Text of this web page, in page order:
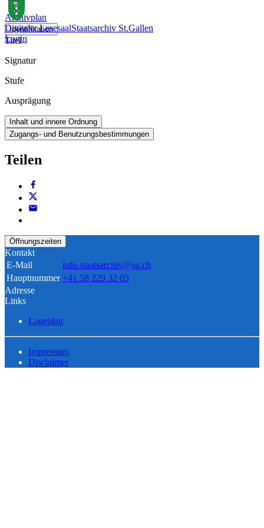
Digitaler LesesaalStaatsarchiv St.Gallen
Login
Archivplan
Identifikation
Titel
Signatur
Stufe
Ausprägung
Inhalt und innere Ordnung
Zugangs- und Benutzungsbestimmungen
Teilen
Öffnungszeiten
Kontakt
E-Mail
info.staatsarchiv@sg.ch
Hauptnummer +41 58 229 32 05
Adresse
Links
Lageplan
Impressum
Disclaimer